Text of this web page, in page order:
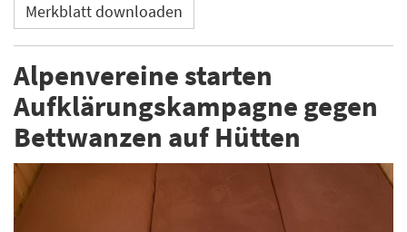
Merkblatt downloaden
Alpenvereine starten
Aufklärungskampagne gegen
Bettwanzen auf Hütten